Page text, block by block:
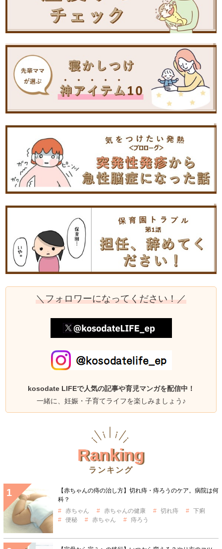
＼フォロワーになってください！／
kosodate LIFEで人気の記事や育児マンガを配信中！
一緒に、妊娠・子育てライフを楽しみましょう♪
Ranking
ランキング
【赤ちゃんの痔の治し方】切れ痔・痔ろうのケア。病院は何
科？
赤ちゃん
赤ちゃんの健康 切れ痔
下痢
便秘
赤ちゃん 痔ろう